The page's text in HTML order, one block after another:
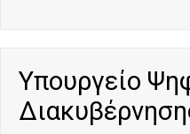
Υπουργείο